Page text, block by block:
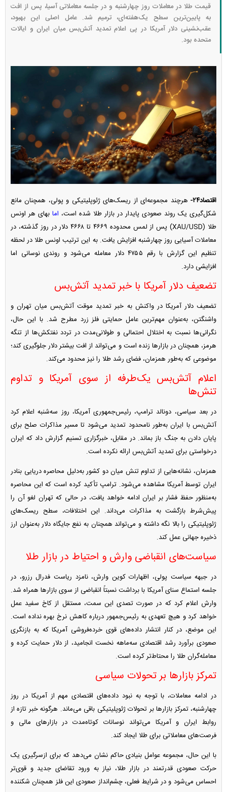
قیمت طلا در معاملات روز چهارشنبه و در جلسه معاملاتی آسیا، پس از افت
به پایین‌ترین سطح یک‌هفته‌ای، ترمیم شد. عامل اصلی این بهبود،
عقب‌نشینی دلار آمریکا در پی اعلام تمدید آتش‌بس میان ایران و ایالات
متحده بود.
اقتصاد۲۴-
هرچند مجموعه‌ای از ریسک‌های ژئوپلیتیکی و پولی، همچنان مانع
شکل‌گیری یک روند صعودی پایدار در بازار طلا شده است، اما بهای هر اونس
طلا (XAU/USD) پس از لمس محدوده ۴۶۶۹ تا ۴۶۶۸ دلار در روز گذشته، در
معاملات آسیایی روز چهارشنبه افزایش یافت. به این ترتیب اونس طلا در لحظه
تنظیم این گزارش با رقم ۴۷۵۵ دلار معامله می‌شود و روندی نوسانی اما
افزایشی دارد.
تضعیف دلار آمریکا با خبر تمدید آتش‌بس
تضعیف دلار آمریکا در واکنش به خبر تمدید موقت آتش‌بس میان تهران و
واشنگتن، به‌عنوان مهم‌ترین عامل حمایتی فلز زرد مطرح شد. با این حال،
نگرانی‌ها نسبت به اختلال احتمالی و طولانی‌مدت در تردد نفتکش‌ها از تنگه
هرمز، همچنان در بازارها زنده است و می‌تواند از افت بیشتر دلار جلوگیری کند؛
موضوعی که به‌طور همزمان، فضای رشد طلا را نیز محدود می‌کند.
اعلام آتش‌بس یک‌طرفه از سوی آمریکا و تداوم
تنش‌ها
در بعد سیاسی، دونالد ترامپ، رئیس‌جمهوری آمریکا، روز سه‌شنبه اعلام کرد
آتش‌بس با ایران به‌طور نامحدود تمدید می‌شود تا مسیر مذاکرات صلح برای
پایان دادن به جنگ باز بماند. در مقابل، خبرگزاری تسنیم گزارش داد که ایران
درخواستی برای تمدید آتش‌بس ارائه نکرده است.
همزمان، نشانه‌هایی از تداوم تنش میان دو کشور به‌دلیل محاصره دریایی بنادر
ایران توسط آمریکا مشاهده می‌شود. ترامپ تأکید کرده است که این محاصره
به‌منظور حفظ فشار بر ایران ادامه خواهد یافت، در حالی که تهران لغو آن را
پیش‌شرط بازگشت به مذاکرات می‌داند. این اختلافات، سطح ریسک‌های
ژئوپلیتیکی را بالا نگه داشته و می‌تواند همچنان به نفع جایگاه دلار به‌عنوان ارز
ذخیره جهانی عمل کند.
سیاست‌های انقباضی وارش و احتیاط در بازار طلا
در جبهه سیاست پولی، اظهارات کوین وارش، نامزد ریاست فدرال رزرو، در
جلسه استماع سنای آمریکا با برداشت نسبتاً انقباضی از سوی بازارها همراه شد.
وارش اعلام کرد که در صورت تصدی این سمت، مستقل از کاخ سفید عمل
خواهد کرد و هیچ تعهدی به رئیس‌جمهور درباره کاهش نرخ بهره نداده است.
این موضع، در کنار انتشار داده‌های قوی خرده‌فروشی آمریکا که به بازنگری
صعودی برآورد رشد اقتصادی سه‌ماهه نخست انجامید، از دلار حمایت کرده و
معامله‌گران طلا را محتاط‌تر کرده است.
تمرکز بازارها بر تحولات سیاسی
در ادامه معاملات، با توجه به نبود داده‌های اقتصادی مهم از آمریکا در روز
چهارشنبه، تمرکز بازارها بر تحولات ژئوپلیتیکی باقی می‌ماند. هرگونه خبر تازه از
روابط ایران و آمریکا می‌تواند نوسانات کوتاه‌مدت در بازارهای مالی و
فرصت‌های معاملاتی برای طلا ایجاد کند.
با این حال، مجموعه عوامل بنیادی حاکم نشان می‌دهد که برای ازسرگیری یک
حرکت صعودی قدرتمند در بازار طلا، نیاز به ورود تقاضای جدید و قوی‌تر
احساس می‌شود و در شرایط فعلی، چشم‌انداز صعودی این فلز همچنان شکننده